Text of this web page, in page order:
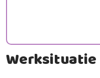
Werksituatie